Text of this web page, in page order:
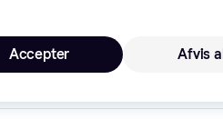
Afvis
Accepter